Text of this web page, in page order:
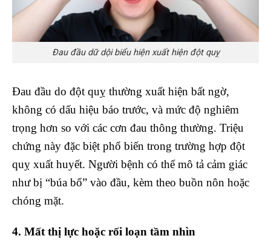
Đau đầu dữ dội biểu hiện xuất hiện đột quỵ
Đau đầu do đột quỵ thường xuất hiện bất ngờ,
không có dấu hiệu báo trước, và mức độ nghiêm
trọng hơn so với các cơn đau thông thường. Triệu
chứng này đặc biệt phổ biến trong trường hợp đột
quỵ xuất huyết. Người bệnh có thể mô tả cảm giác
như bị “búa bổ” vào đầu, kèm theo buồn nôn hoặc
chóng mặt.
4. Mất thị lực hoặc rối loạn tầm nhìn